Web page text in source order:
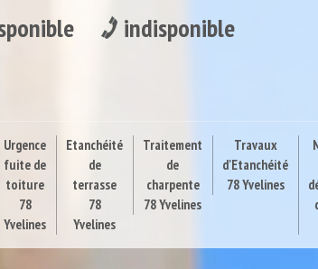
indisponible
Urgence
fuite de
toiture
78
Yvelines
Etanchéité
de
terrasse
78
Yvelines
Traitement
de
charpente
78 Yvelines
Travaux
d'Etanchéité
78 Yvelines